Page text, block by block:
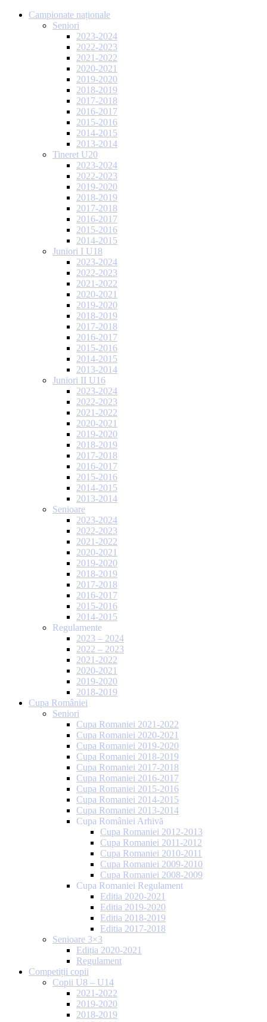
Campionate naționale
Seniori
2023-2024
2022-2023
2021-2022
2020-2021
2019-2020
2018-2019
2017-2018
2016-2017
2015-2016
2014-2015
2013-2014
Tineret U20
2023-2024
2022-2023
2019-2020
2018-2019
2017-2018
2016-2017
2015-2016
2014-2015
Juniori I U18
2023-2024
2022-2023
2021-2022
2020-2021
2019-2020
2018-2019
2017-2018
2016-2017
2015-2016
2014-2015
2013-2014
Juniori II U16
2023-2024
2022-2023
2021-2022
2020-2021
2019-2020
2018-2019
2017-2018
2016-2017
2015-2016
2014-2015
2013-2014
Senioare
2023-2024
2022-2023
2021-2022
2020-2021
2019-2020
2018-2019
2017-2018
2016-2017
2015-2016
2014-2015
Regulamente
2023 – 2024
2022 – 2023
2021-2022
2020-2021
2019-2020
2018-2019
Cupa României
Seniori
Cupa Romaniei 2021-2022
Cupa Romaniei 2020-2021
Cupa Romaniei 2019-2020
Cupa Romaniei 2018-2019
Cupa Romaniei 2017-2018
Cupa Romaniei 2016-2017
Cupa Romaniei 2015-2016
Cupa Romaniei 2014-2015
Cupa Romaniei 2013-2014
Cupa României Arhivă
Cupa Romaniei 2012-2013
Cupa Romaniei 2011-2012
Cupa Romaniei 2010-2011
Cupa Romaniei 2009-2010
Cupa Romaniei 2008-2009
Cupa Romaniei Regulament
Editia 2020-2021
Editia 2019-2020
Editia 2018-2019
Editia 2017-2018
Senioare 3×3
Ediția 2020-2021
Regulament
Competiții copii
Copii U8 – U14
2021-2022
2019-2020
2018-2019